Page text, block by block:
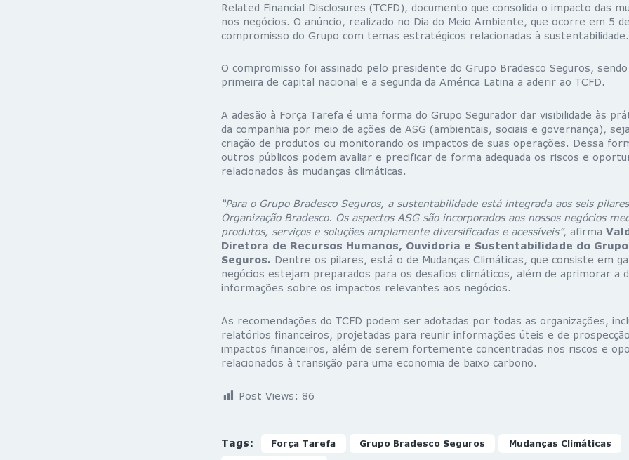
Related Financial Disclosures (TCFD), documento que consolida o impacto das
nos negócios. O anúncio, realizado no Dia do Meio Ambiente, que ocorre em 5
compromisso do Grupo com temas estratégicos relacionadas à sustentabilidade.
O compromisso foi assinado pelo presidente do Grupo Bradesco Seguros,
primeira de capital nacional e a segunda da América Latina a aderir ao TCFD.
A adesão à Força Tarefa é uma forma do Grupo Segurador dar visibilidade às
da companhia por meio de ações de ASG (ambientais, sociais e governança),
criação de produtos ou monitorando os impactos de suas operações. Dessa
outros públicos podem avaliar e precificar de forma adequada os riscos e
relacionados às mudanças climáticas.
“Para o Grupo Bradesco Seguros, a sustentabilidade está integrada aos seis
Organização Bradesco. Os aspectos ASG são incorporados aos nossos negócios
produtos, serviços e soluções amplamente diversificadas e acessíveis”, afirma
Diretora de Recursos Humanos, Ouvidoria e Sustentabilidade do
Seguros. Dentre os pilares, está o de Mudanças Climáticas, que consiste em
negócios estejam preparados para os desafios climáticos, além de aprimorar a
informações sobre os impactos relevantes aos negócios.
As recomendações do TCFD podem ser adotadas por todas as organizações,
relatórios financeiros, projetadas para reunir informações úteis e de
impactos financeiros, além de serem fortemente concentradas nos riscos e
relacionados à transição para uma economia de baixo carbono.
Post Views: 86
Tags: Força Tarefa Grupo Bradesco Seguros Mudanças Climáticas